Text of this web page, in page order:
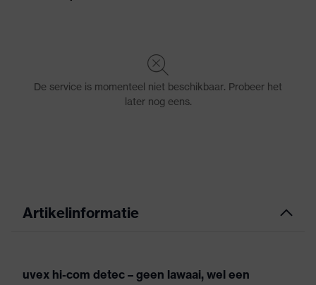
Artikelinformatie
uvex hi-com detec – geen lawaai, wel een